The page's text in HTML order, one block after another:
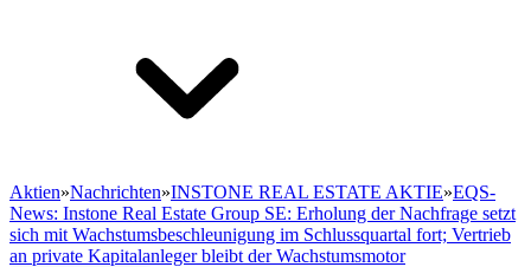
Aktien»Nachrichten»INSTONE REAL ESTATE AKTIE»EQS-
News: Instone Real Estate Group SE: Erholung der Nachfrage setzt
sich mit Wachstumsbeschleunigung im Schlussquartal fort; Vertrieb
an private Kapitalanleger bleibt der Wachstumsmotor